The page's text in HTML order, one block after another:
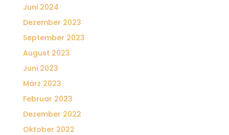
Juni 2024
Dezember 2023
September 2023
August 2023
Juni 2023
März 2023
Februar 2023
Dezember 2022
Oktober 2022